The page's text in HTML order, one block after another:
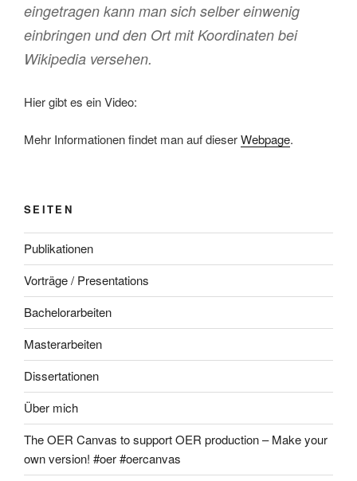
eingetragen kann man sich selber einwenig
einbringen und den Ort mit Koordinaten bei
Wikipedia versehen.
Hier gibt es ein Video:
Mehr Informationen findet man auf dieserWebpage.
SEITEN
Publikationen
Vorträge / Presentations
Bachelorarbeiten
Masterarbeiten
Dissertationen
Über mich
The OER Canvas to support OER production – Make your
own version! #oer #oercanvas